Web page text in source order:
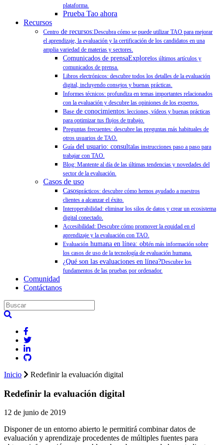
plataforma.
Prueba Tao ahora
Recursos
Centro de recursos:Descubra cómo se puede utilizar TAO para mejorar
el aprendizaje, la evaluación y la certificación de los candidatos en una
amplia variedad de materias y sectores.
Comunicados de prensaExplorelos últimos artículos y
comunicados de prensa.
Libros electrónicos: descubre todos los detalles de la evaluación
digital, incluyendo consejos y buenas prácticas.
Informes técnicos: profundiza en temas importantes relacionados
con la evaluación y descubre las opiniones de los expertos.
Base de conocimientos: lecciones, vídeos y buenas prácticas
para optimizar tus flujos de trabajo.
Preguntas frecuentes: descubre las preguntas más habituales de
otros usuarios de TAO.
Guía del usuario: consultalas instrucciones paso a paso para
trabajar con TAO.
Blog: Mantente al día de las últimas tendencias y novedades del
sector de la evaluación.
Casos de uso
Casosprácticos: descubre cómo hemos ayudado a nuestros
clientes a alcanzar el éxito.
Interoperabilidad: eliminar los silos de datos y crear un ecosistema
digital conectado.
Accesibilidad: Descubre cómo promover la equidad en el
aprendizaje y la evaluación con TAO.
Evaluación humana en línea: obtén más información sobre
los casos de uso de la tecnología de evaluación humana.
¿Qué son las evaluaciones en línea?Descubre los
fundamentos de las pruebas por ordenador.
Comunidad
Contáctanos
Inicio Redefinir la evaluación digital
Redefinir la evaluación digital
12 de junio de 2019
Disponer de un entorno abierto le permitirá combinar datos de
evaluación y aprendizaje procedentes de múltiples fuentes para